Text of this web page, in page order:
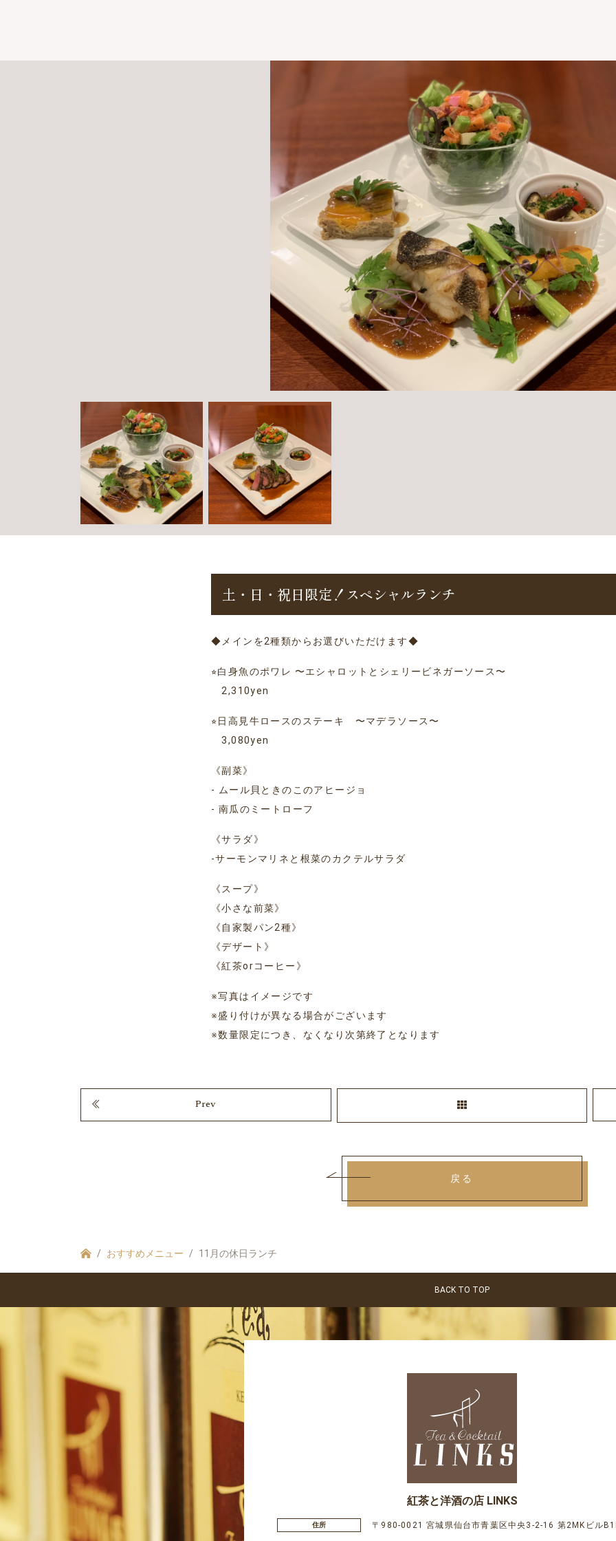
土・日・祝日限定！スペシャルランチ
◆メインを2種類からお選びいただけます◆
⭐︎白身魚のポワレ 〜エシャロットとシェリービネガーソース〜
2,310yen
⭐︎日高見牛ロースのステーキ 〜マデラソース〜
3,080yen
《副菜》
- ムール貝ときのこのアヒージョ
- 南瓜のミートローフ
《サラダ》
-サーモンマリネと根菜のカクテルサラダ
《スープ》
《小さな前菜》
《自家製パン2種》
《デザート》
《紅茶orコーヒー》
※写真はイメージです
※盛り付けが異なる場合がございます
※数量限定につき、なくなり次第終了となります
Prev
戻る
おすすめメニュー 11月の休日ランチ
BACK TO TOP
紅茶と洋酒の店 LINKS
住所 〒980-0021 宮城県仙台市青葉区中央3-2-16 第2MKビル